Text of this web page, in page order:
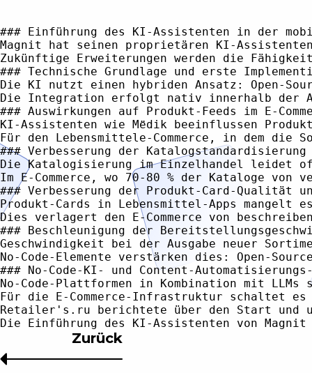
### Einführung des KI-Assistenten in der
Magnit hat seinen proprietären KI-
Zukünftige Erweiterungen werden die
### Technische Grundlage und erste
Die KI nutzt einen hybriden Ansatz: Open-
Die Integration erfolgt nativ innerhalb der
### Auswirkungen auf Produkt-Feeds im E-
KI-Assistenten wie Mёdik beeinflussen
Für den Lebensmittele-Commerce, in dem
### Verbesserung der Katalogstandardisierung
Die Katalogisierung im Einzelhandel leidet
Im E-Commerce, wo 70-80 % der Kataloge
### Verbesserung der Produkt-Card-Qualität
Produkt-Cards in Lebensmittel-Apps
Dies verlagert den E-Commerce von
### Beschleunigung der
Geschwindigkeit bei der Ausgabe neuer
No-Code-Elemente verstärken dies: Open-
### No-Code-KI- und Content-
No-Code-Plattformen in Kombination mit
Für die E-Commerce-Infrastruktur schaltet
Retailer's.ru berichtete über den Start und
Zurück